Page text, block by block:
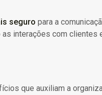
seguro para a
interações com clientes
que auxiliam a